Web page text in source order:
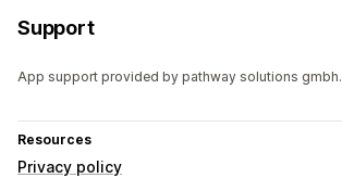
Support
App support provided by pathway solutions gmbh.
Resources
Privacy policy